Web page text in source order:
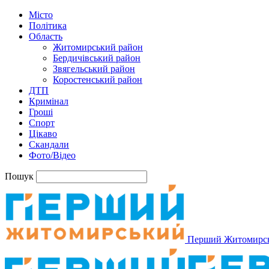
Місто
Політика
Область
Житомирський район
Бердичівський район
Звягельський район
Коростенський район
ДТП
Кримінал
Гроші
Спорт
Цікаво
Скандали
Фото/Відео
Пошук
Перший